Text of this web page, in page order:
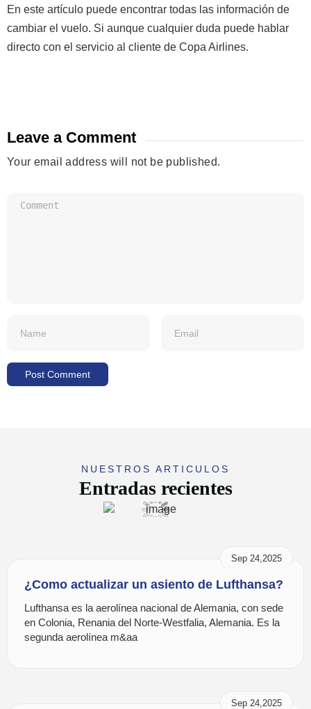
En este artículo puede encontrar todas las información de
cambiar el vuelo. Si aunque cualquier duda puede hablar
directo con el servicio al cliente de Copa Airlines.
Leave a Comment
Your email address will not be published.
NUESTROS ARTICULOS
Entradas recientes
Sep 24,2025
¿Como actualizar un asiento de Lufthansa?
Lufthansa es la aerolínea nacional de Alemania, con sede
en Colonia, Renania del Norte-Westfalia, Alemania. Es la
segunda aerolínea m&aa
Sep 24,2025